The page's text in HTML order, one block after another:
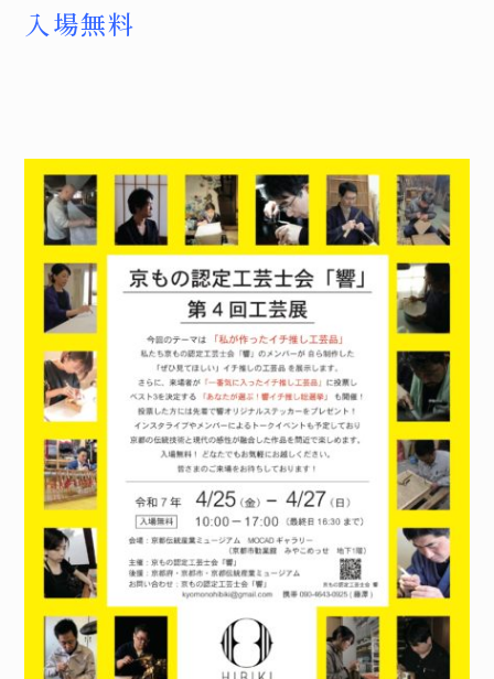
入場無料